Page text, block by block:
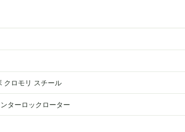
クロモリ スチール
ターロックローター